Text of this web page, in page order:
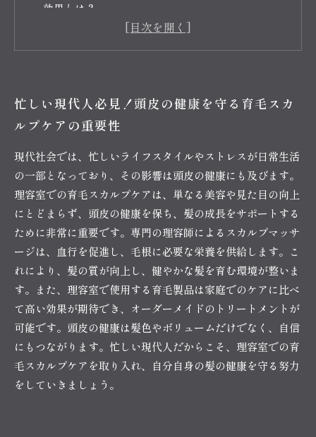
効果とは？
プロの手による育毛トリートメントの魅力とその効
果
育毛スカルプケアを受けたお客様の成功ストーリー
健康な髪が自信を与える。理容室でのケアの進め方
理容室での育毛スカルプケアを生活に取り入れよ
う！
忙しい現代人必見！頭皮の健康を守る育毛スカ
ルプケアの重要性
現代社会では、忙しいライフスタイルやストレスが日常生活
の一部となっており、その影響は頭皮の健康にも及びます。
理容室での育毛スカルプケアは、単なる美容や見た目の向上
にとどまらず、頭皮の健康を保ち、髪の成長をサポートする
ために非常に重要です。専門の理容師によるスカルプマッサ
ージは、血行を促進し、毛根に必要な栄養を供給します。こ
れにより、髪の質が向上し、健やかな髪を育む環境が整いま
す。また、理容室で使用する育毛製品は家庭でのケアに比べ
て高い効果が期待でき、オーダーメイドのトリートメントが
可能です。頭皮の健康は髪色やボリュームだけでなく、自信
にもつながります。忙しい現代人だからこそ、理容室での育
毛スカルプケアを取り入れ、自分自身の髪の健康を守る努力
をしていきましょう。